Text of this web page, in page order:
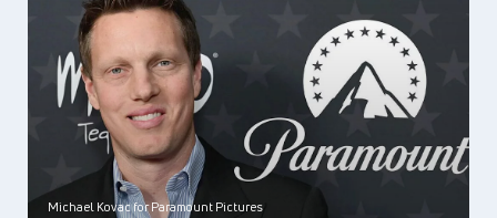
Michael Kovac for Paramount Pictures